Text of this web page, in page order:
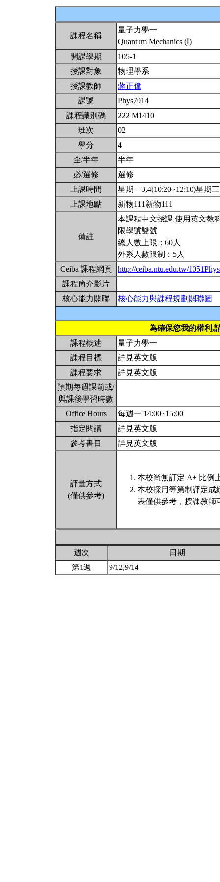
課程名稱
量子力學一
Quantum Mechanics (Ⅰ)
開課學期
105-1
授課對象
物理學系
授課教師
蔣正偉
課號
Phys7014
課程識別碼
222 M1410
班次
02
學分
4
全/半年
半年
必/選修
選修
上課時間
星期一3,4(10:20~12:10)星期
上課地點
新物111新物111
備註
本課程中文授課,使用英文教
限學號雙號
總人數上限：60人
外系人數限制：5人
Ceiba 課程網頁
http://ceiba.ntu.edu.tw/
課程簡介影片
核心能力關聯
核心能力與課程規劃關聯圖
為確保您我的權利,
課程概述
量子力學一
課程目標
詳見英文版
課程要求
詳見英文版
預期每週課前或/
與課後學習時數
Office Hours
每週一 14:00~15:00
指定閱讀
詳見英文版
參考書目
詳見英文版
評量方式
(僅供參考)
本校尚無訂定 A+ 比例
本校採用等第制評定成
表僅供參考，授課教師
週次
日期
第1週
9/12,9/14